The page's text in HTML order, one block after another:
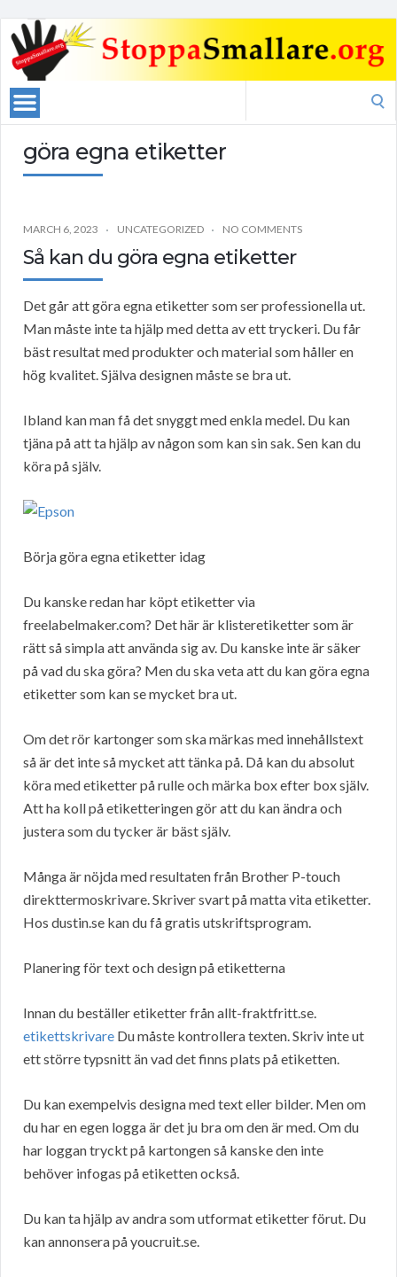
göra egna etiketter
MARCH 6, 2023 UNCATEGORIZED NO COMMENTS
Så kan du göra egna etiketter
Det går att göra egna etiketter som ser professionella ut.
Man måste inte ta hjälp med detta av ett tryckeri. Du får
bäst resultat med produkter och material som håller en
hög kvalitet. Själva designen måste se bra ut.
Ibland kan man få det snyggt med enkla medel. Du kan
tjäna på att ta hjälp av någon som kan sin sak. Sen kan du
köra på själv.
Börja göra egna etiketter idag
Du kanske redan har köpt etiketter via
freelabelmaker.com? Det här är klisteretiketter som är
rätt så simpla att använda sig av. Du kanske inte är säker
på vad du ska göra? Men du ska veta att du kan göra egna
etiketter som kan se mycket bra ut.
Om det rör kartonger som ska märkas med innehållstext
så är det inte så mycket att tänka på. Då kan du absolut
köra med etiketter på rulle och märka box efter box själv.
Att ha koll på etiketteringen gör att du kan ändra och
justera som du tycker är bäst själv.
Många är nöjda med resultaten från Brother P-touch
direkttermoskrivare. Skriver svart på matta vita etiketter.
Hos dustin.se kan du få gratis utskriftsprogram.
Planering för text och design på etiketterna
Innan du beställer etiketter från allt-fraktfritt.se.
etikettskrivare Du måste kontrollera texten. Skriv inte ut
ett större typsnitt än vad det finns plats på etiketten.
Du kan exempelvis designa med text eller bilder. Men om
du har en egen logga är det ju bra om den är med. Om du
har loggan tryckt på kartongen så kanske den inte
behöver infogas på etiketten också.
Du kan ta hjälp av andra som utformat etiketter förut. Du
kan annonsera på youcruit.se.